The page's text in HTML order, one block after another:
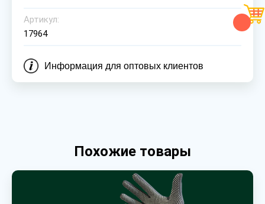
Артикул:
17964
Информация для оптовых клиентов
Похожие товары